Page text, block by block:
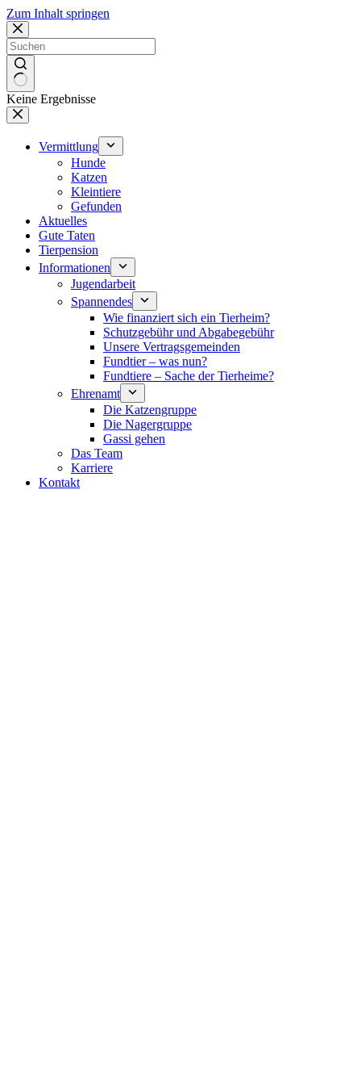
Zum Inhalt springen
Keine Ergebnisse
Vermittlung
Hunde
Katzen
Kleintiere
Gefunden
Aktuelles
Gute Taten
Tierpension
Informationen
Jugendarbeit
Spannendes
Wie finanziert sich ein Tierheim?
Schutzgebühr und Abgabegebühr
Unsere Vertragsgemeinden
Fundtier – was nun?
Fundtiere – Sache der Tierheime?
Ehrenamt
Die Katzengruppe
Die Nagergruppe
Gassi gehen
Das Team
Karriere
Kontakt